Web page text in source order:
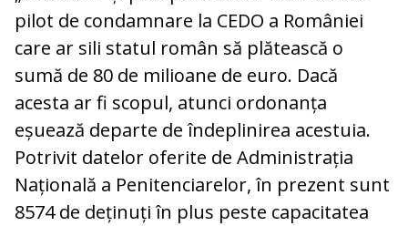
pilot de condamnare la CEDO a României
care ar sili statul român să plătească o
sumă de 80 de milioane de euro. Dacă
acesta ar fi scopul, atunci ordonanța
eșuează departe de îndeplinirea acestuia.
Potrivit datelor oferite de Administrația
Națională a Penitenciarelor, în prezent sunt
8574 de deținuți în plus peste capacitatea